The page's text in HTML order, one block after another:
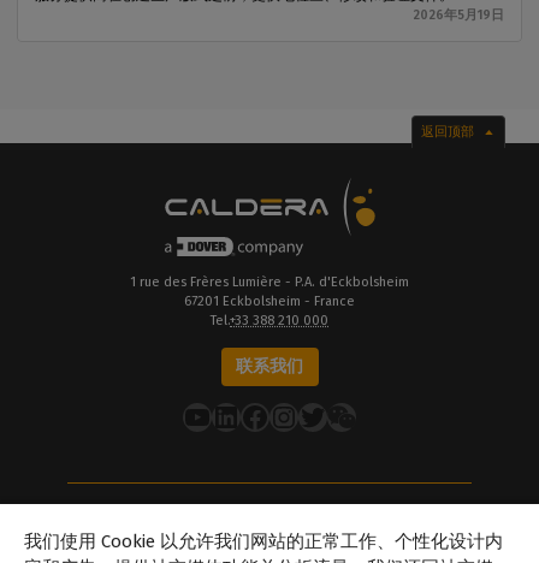
2026年5月19日
返回顶部
1 rue des Frères Lumière - P.A. d'Eckbolsheim
67201 Eckbolsheim - France
Tel.+33 388 210 000
联系我们
YouTube
LinkedIn
在 Facebook 上Instagram
推特
关于Caldera
我们的地点
我们使用 Cookie 以允许我们网站的正常工作、个性化设计内